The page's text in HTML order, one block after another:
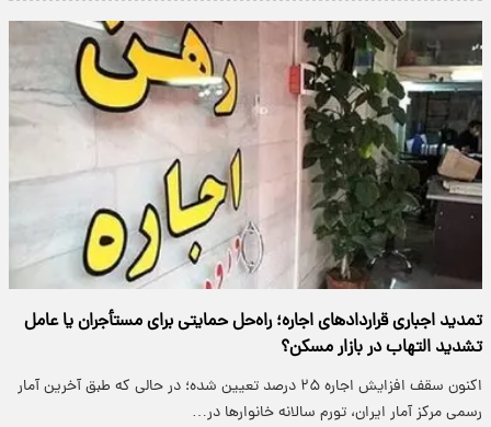
تمدید اجباری قراردادهای اجاره؛ راه‌حل حمایتی برای مستأجران یا عامل
تشدید التهاب در بازار مسکن؟
اکنون سقف افزایش اجاره ۲۵ درصد تعیین شده؛ در حالی که طبق آخرین آمار
رسمی مرکز آمار ایران، تورم سالانه خانوارها در…